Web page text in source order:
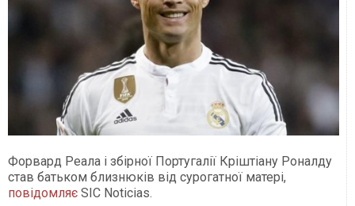
Форвард Реала і збірної Португалії Кріштіану Роналду
став батьком близнюків від сурогатної матері,
повідомляє SIC Noticias.